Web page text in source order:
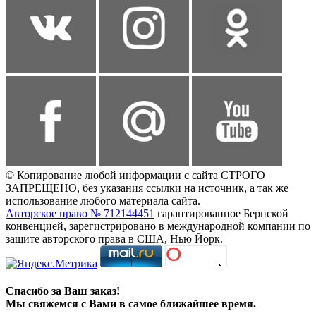
© Копирование любой информации с сайта СТРОГО
ЗАПРЕЩЕНО, без указания ссылки на источник, а так же
использование любого материала сайта.
Авторское право № 712144451 гарантированное Бернской
конвенцией, зарегистрировано в международной компании по
защите авторского права в США, Нью Йорк.
Спасибо за Ваш заказ!
Мы свяжемся с Вами в самое ближайшее время.